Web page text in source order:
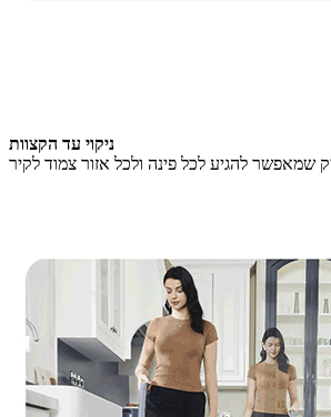
ניקוי עד הקצוות
שמאפשר להגיע לכל פינה ולכל אזור צמוד לקיר